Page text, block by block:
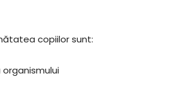
copiilor sunt: